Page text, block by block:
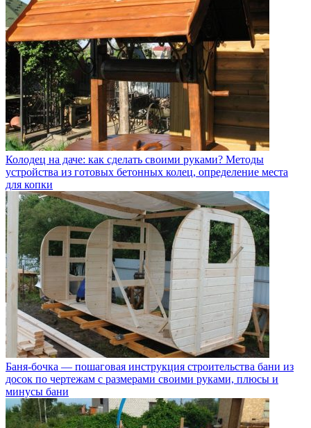
Колодец на даче: как сделать своими руками? Методы
устройства из готовых бетонных колец, определение места
для копки
Баня-бочка — пошаговая инструкция строительства бани из
досок по чертежам с размерами своими руками, плюсы и
минусы бани